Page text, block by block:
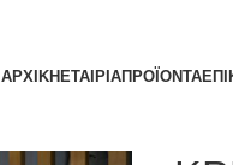
ΑΡΧΙΚΗΕΤΑΙΡΙΑΠΡΟΪΟΝΤΑ